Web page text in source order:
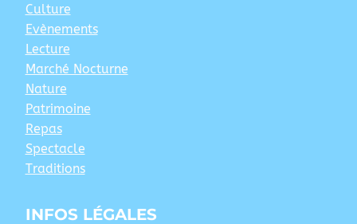
Culture
Evènements
Lecture
Marché Nocturne
Nature
Patrimoine
Repas
Spectacle
Traditions
INFOS LÉGALES